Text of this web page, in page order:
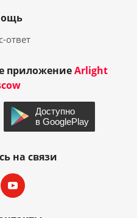
ответ
приложениеArlight
на связи